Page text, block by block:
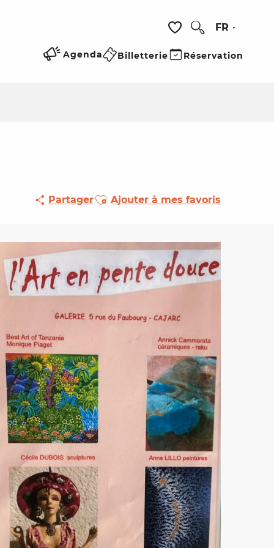
Voir les favoris
FR
Agenda Billetterie Réservation
PartagerAjouter aux favoris
Ajouter à mes favoris